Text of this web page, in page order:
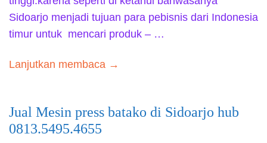
Sidoarjo menjadi tujuan para pebisnis dari Indonesia
timur untuk mencari produk – …
Lanjutkan membaca →
Jual Mesin press batako di Sidoarjo hub
0813.5495.4655